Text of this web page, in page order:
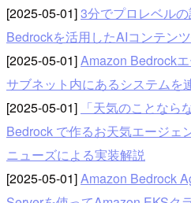
[2025-05-01]3分でプロレベル
Bedrockを活用したAIコンテン
[2025-05-01]Amazon Bedrock
サブネット内にあるシステムを
[2025-05-01] 「天気のことなら
Bedrock で作るお天気エージェ
ニューズによる実装解説
[2025-05-01]Amazon Bedrock